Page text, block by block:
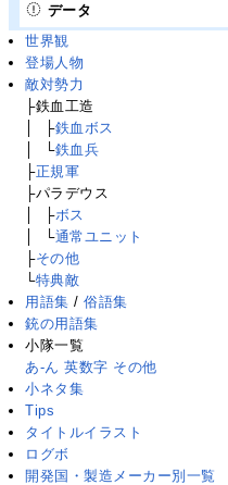
データ
世界観
登場人物
敵対勢力
├鉄血工造
├鉄血ボス
└鉄血兵
├正規軍
├パラデウス
├ボス
└通常ユニット
├その他
└特典敵
用語集 /俗語集
銃の用語集
小隊一覧
あ-ん 英数字 その他
小ネタ集
Tips
タイトルイラスト
ログボ
開発国・製造メーカー別一覧